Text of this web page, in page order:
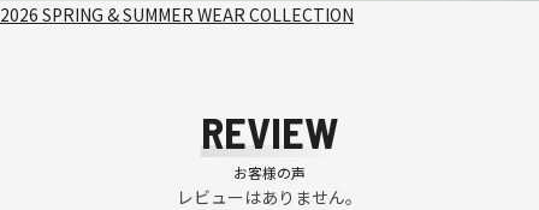
2026 SPRING & SUMMER WEAR COLLECTION
REVIEW
お客様の声
レビューはありません。